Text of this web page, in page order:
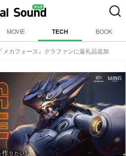
MOVIE TECH BOOK
『メカフォース』クラファンに返礼品追加